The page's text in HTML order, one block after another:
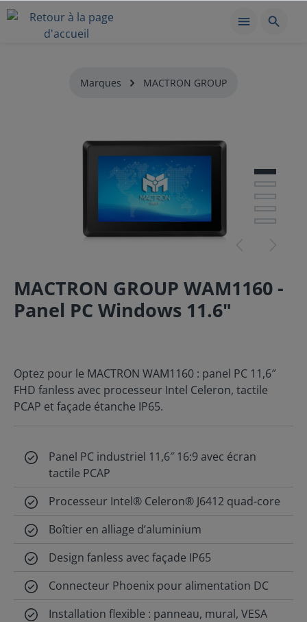
Marques MACTRON GROUP
MACTRON GROUP WAM1160 -
Panel PC Windows 11.6"
Optez pour le MACTRON WAM1160 : panel PC 11,6″
FHD fanless avec processeur Intel Celeron, tactile
PCAP et façade étanche IP65.
Panel PC industriel 11,6″ 16:9 avec écran
tactile PCAP
Processeur Intel® Celeron® J6412 quad-core
Boîtier en alliage d’aluminium
Design fanless avec façade IP65
Connecteur Phoenix pour alimentation DC
Installation flexible : panneau, mural, VESA